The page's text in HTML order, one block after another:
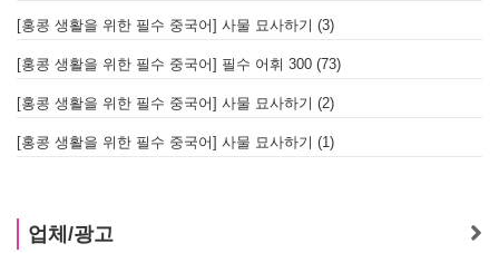
[홍콩 생활을 위한 필수 중국어] 사물 묘사하기 (3)
[홍콩 생활을 위한 필수 중국어] 필수 어휘 300 (73)
[홍콩 생활을 위한 필수 중국어] 사물 묘사하기 (2)
[홍콩 생활을 위한 필수 중국어] 사물 묘사하기 (1)
업체/광고